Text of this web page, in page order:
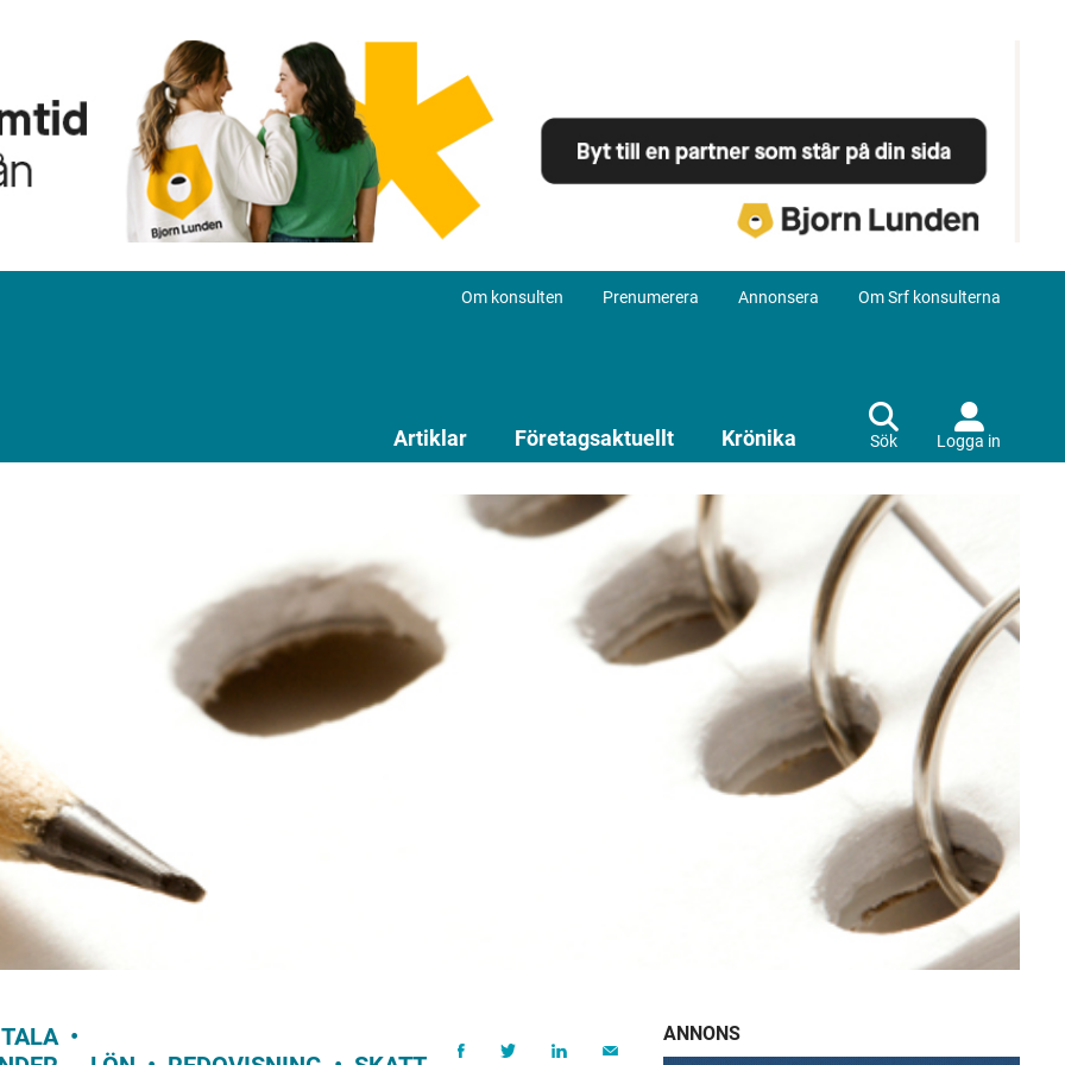
Om konsulten Prenumerera Annonsera Om Srf konsulterna
Artiklar Företagsaktuellt Krönika Sök Logga in
ANNONS